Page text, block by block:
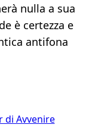
nulla a sua
è certezza e
antifona
di Avvenire